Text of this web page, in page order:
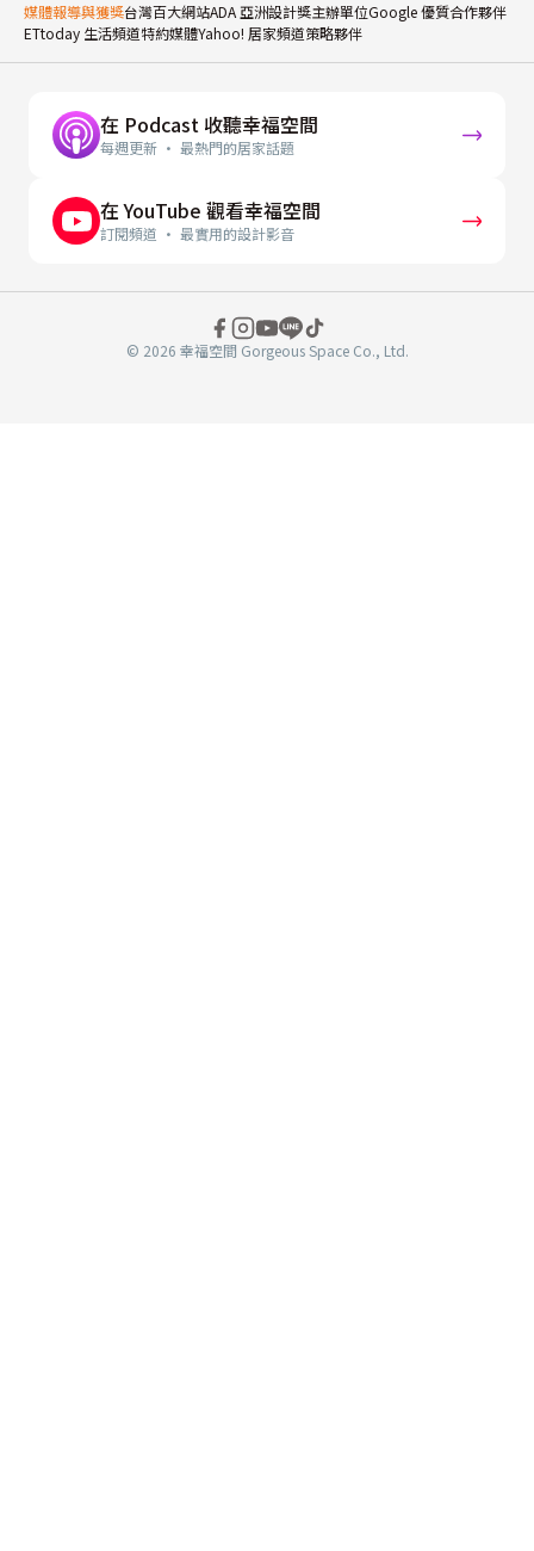
媒體報導與獲獎台灣百大網站ADA 亞洲設計獎主辦單位Google 優質合作夥伴
ETtoday 生活頻道特約媒體Yahoo! 居家頻道策略夥伴
在 Podcast 收聽幸福空間
每週更新 · 最熱門的居家話題
在 YouTube 觀看幸福空間
訂閱頻道 · 最實用的設計影音
© 2026 幸福空間 Gorgeous Space Co., Ltd.